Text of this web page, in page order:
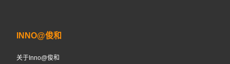
INNO@俊和
关于Inno@俊和